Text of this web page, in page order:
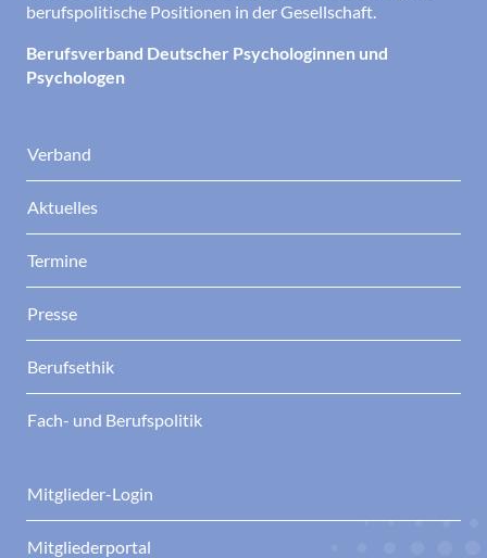
berufspolitische Positionen in der Gesellschaft.
Berufsverband Deutscher Psychologinnen und
Psychologen
Verband
Aktuelles
Termine
Presse
Berufsethik
Fach- und Berufspolitik
Mitglieder-Login
Mitgliederportal